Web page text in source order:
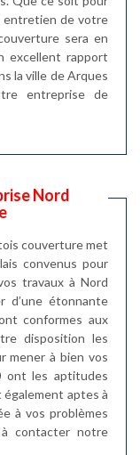
entretien de votre
sera en
excellent rapport
la ville de Arques
entreprise de
Nord
couverture met
convenus pour
travaux à Nord
d’une étonnante
conformes aux
disposition les
mener à bien vos
ont les aptitudes
également aptes à
à vos problèmes
contacter notre